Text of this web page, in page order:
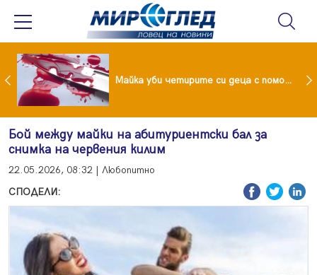
Проф.Кантарджиев: Пазете се от комарите и полово предаваните инфекции Майка уби четирите си деца с помощта на баба им, след което се самоуби
Бой между майки на абитуриентски бал за
снимка на червения килим
22.05.2026, 08:32 | Любопитно
СПОДЕЛИ: